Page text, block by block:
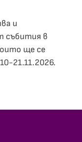
и
събития в
ще се
21.11.2026.